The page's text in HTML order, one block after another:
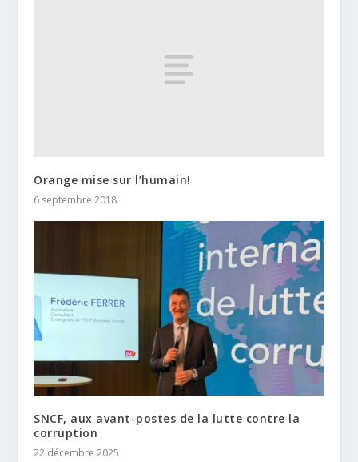
Orange mise sur l’humain!
6 septembre 2018
SNCF, aux avant-postes de la lutte contre la
corruption
22 décembre 2025